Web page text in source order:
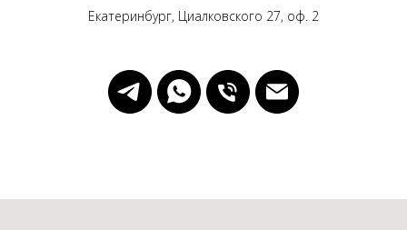
Екатеринбург, Циалковского 27, оф. 2